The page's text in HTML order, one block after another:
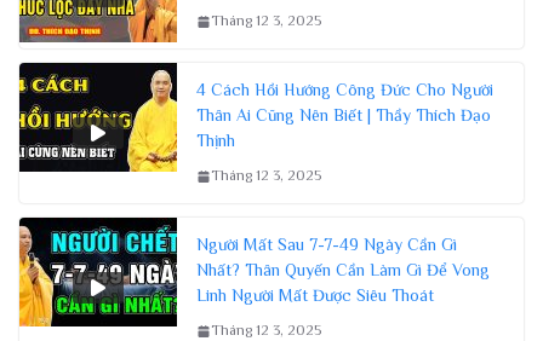
Tháng 12 3, 2025
4 Cách Hồi Hướng Công Đức Cho Người
Thân Ai Cũng Nên Biết | Thầy Thích Đạo
Thịnh
Tháng 12 3, 2025
Người Mất Sau 7-7-49 Ngày Cần Gì
Nhất? Thân Quyến Cần Làm Gì Để Vong
Linh Người Mất Được Siêu Thoát
Tháng 12 3, 2025